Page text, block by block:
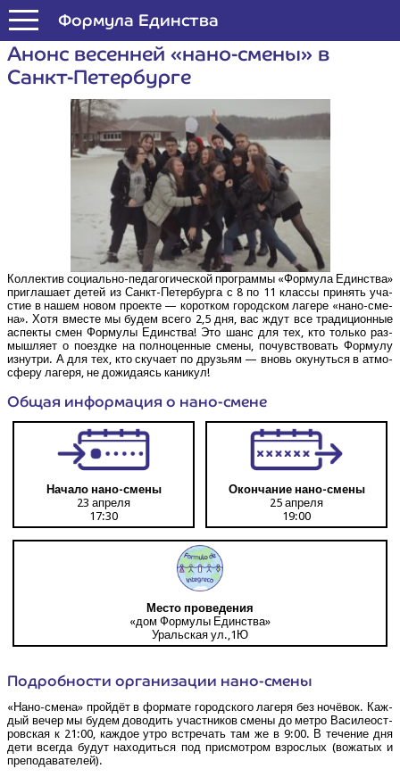
Формула Единства
Анонс весен­ней «нано-сме­ны» в
Санкт-Петербурге
Кол­лек­тив соци­аль­но-педа­го­ги­че­ской про­грам­мы «Фор­му­ла Един­ства»
при­гла­ша­ет детей из Санкт-Петер­бур­га с 8 по 11 клас­сы при­нять уча­
стие в нашем новом про­ек­те — корот­ком город­ском лаге­ре «нано-сме­
на». Хотя вме­сте мы будем все­го 2,5 дня, вас ждут все тра­ди­ци­он­ные
аспек­ты смен Фор­му­лы Един­ства! Это шанс для тех, кто толь­ко раз­
мыш­ля­ет о поезд­ке на пол­но­цен­ные сме­ны, почув­ство­вать Фор­му­лу
изнут­ри. А для тех, кто ску­ча­ет по дру­зьям — вновь оку­нуть­ся в атмо­
сфе­ру лаге­ря, не дожи­да­ясь каникул!
Общая инфор­ма­ция о нано-смене
Нача­ло нано-смены
23 апреля
17:30
Окон­ча­ние нано-смены
25 апреля
19:00
Место про­ве­де­ния
«дом Фор­му­лы Единства»
Ураль­ская ул.,1Ю
Подроб­но­сти орга­ни­за­ции нано-смены
«Нано-сме­на» прой­дёт в фор­ма­те город­ско­го лаге­ря без ночё­вок. Каж­
дый вечер мы будем дово­дить участ­ни­ков сме­ны до мет­ро Васи­ле­ост­
ров­ская к 21:00, каж­дое утро встре­чать там же в 9:00. В тече­ние дня
дети все­гда будут нахо­дить­ся под при­смот­ром взрос­лых (вожа­тых и
преподавателей).